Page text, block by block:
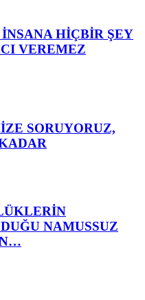
HİÇBİR ŞEY
VEREMEZ
SORUYORUZ,
NAMUSSUZ